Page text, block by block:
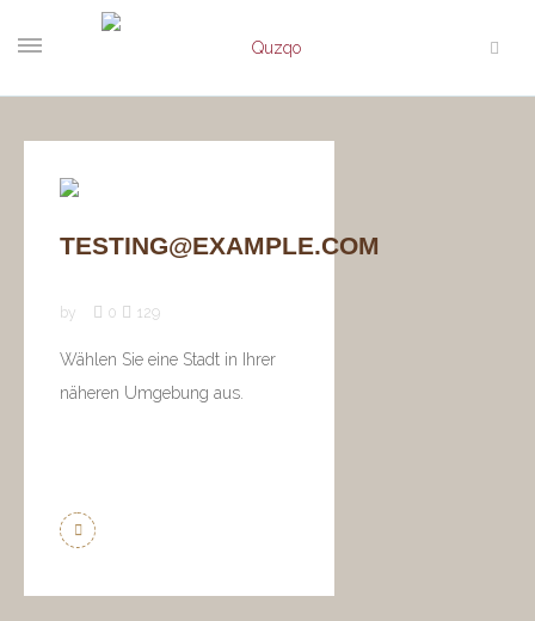
TESTING@EXAMPLE.COM
by 0 129
Wählen Sie eine Stadt in Ihrer
näheren Umgebung aus.